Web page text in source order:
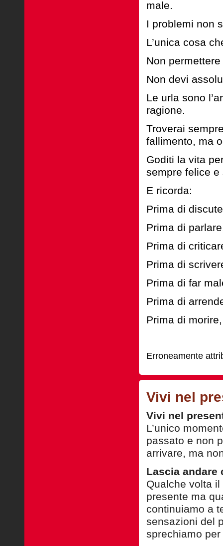
male.
I problemi non
L’unica cosa
Non
Non devi
Le urla sono
ragione.
Troverai
fallimento, ma
Goditi la vita
sempre felice
E ricorda:
Prima di
Prima di
Prima di
Prima di
Prima di far
Prima di
Prima di
Erroneamente
Vivi nel
Vivi nel
L’unico
passato e non
arrivare, ma
Lascia andare
Qualche volta
presente ma
continuiamo a
sensazioni del
sprechiamo